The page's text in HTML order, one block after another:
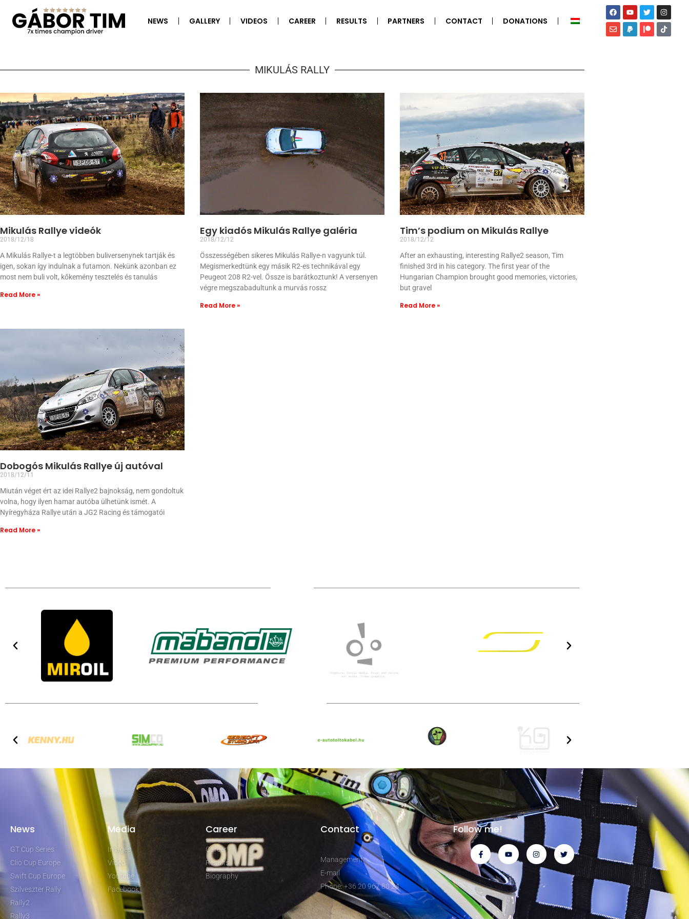
NEWS GALLERY VIDEOS CAREER RESULTS PARTNERS CONTACT DONATIONS
MIKULÁS RALLY
Mikulás Rallye videók
2018/12/18
A Mikulás Rallye-t a legtöbben buliversenynek tartják és
igen, sokan így indulnak a futamon. Nekünk azonban ez
most nem buli volt, kőkemény tesztelés és tanulás
Read More »
Egy kiadós Mikulás Rallye galéria
2018/12/12
Összességében sikeres Mikulás Rallye-n vagyunk túl.
Megismerkedtünk egy másik R2-es technikával egy
Peugeot 208 R2-vel. Össze is barátkoztunk! A versenyen
végre megszabadultunk a murvás rossz
Read More »
Tim’s podium on Mikulás Rallye
2018/12/12
After an exhausting, interesting Rallye2 season, Tim
finished 3rd in his category. The first year of the
Hungarian Champion brought good memories, victories,
but gravel
Read More »
Dobogós Mikulás Rallye új autóval
2018/12/11
Miután véget ért az idei Rallye2 bajnokság, nem gondoltuk
volna, hogy ilyen hamar autóba ülhetünk ismét. A
Nyíregyháza Rallye után a JG2 Racing és támogatói
Read More »
News
GT Cup Series
Clio Cup Europe
Swift Cup Europe
Szilveszter Rally
Rally2
Rally3
Media
Images
Video
Youtube
Facebook
Career
Career
Results
Biography
Contact
Management
E-mail
Phone: +36 20 967 80 24
Follow me!